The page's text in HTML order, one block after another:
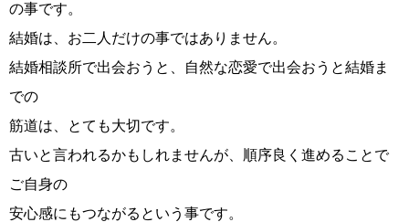
お問い合わせ 会員様の声
の事です。
結婚は、お二人だけの事ではありません。
結婚相談所で出会おうと、自然な恋愛で出会おうと結婚ま
での
筋道は、とても大切です。
古いと言われるかもしれませんが、順序良く進めることで
ご自身の
安心感にもつながるという事です。